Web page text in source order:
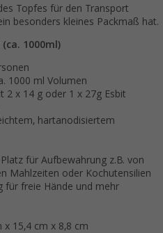
Topfes für den Transport
besonders kleines Packmaß hat.
1000ml)
1000 ml Volumen
2 x 14 g oder 1 x 27g Esbit
hartanodisiertem
für Aufbewahrung z.B. von
Mahlzeiten oder Kochutensilien
für freie Hände und mehr
x 15,4 cm x 8,8 cm